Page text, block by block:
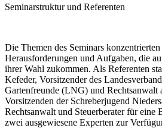
Seminarstruktur und Referenten
Die Themen des Seminars
Herausforderungen und Aufgaben, die
ihrer Wahl zukommen. Als Referenten
Kefeder, Vorsitzender des
Gartenfreunde (LNG) und Rechtsanwalt
Vorsitzenden der Schreberjugend
Rechtsanwalt und Steuerberater für eine
zwei ausgewiesene Experten zur